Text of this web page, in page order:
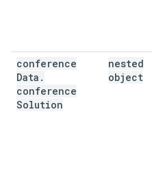
conference
Data .
conference
Solution
nested
object